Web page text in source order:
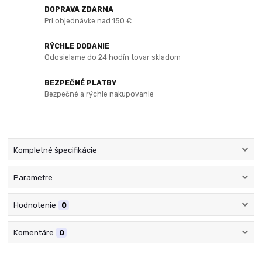
DOPRAVA ZDARMA
Pri objednávke nad 150 €
RÝCHLE DODANIE
Odosielame do 24 hodín tovar skladom
BEZPEČNÉ PLATBY
Bezpečné a rýchle nakupovanie
Kompletné špecifikácie
Parametre
Hodnotenie 0
Komentáre 0